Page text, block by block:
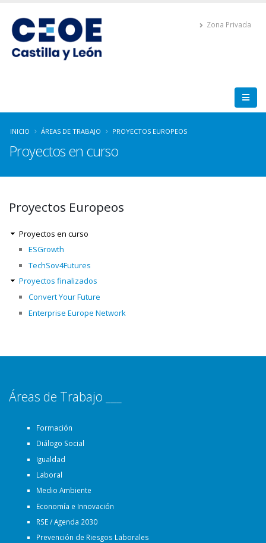
Zona Privada
INICIO ÁREAS DE TRABAJO PROYECTOS EUROPEOS
Proyectos en curso
Proyectos Europeos
Proyectos en curso
ESGrowth
TechSov4Futures
Proyectos finalizados
Convert Your Future
Enterprise Europe Network
Áreas de Trabajo ___
Formación
Diálogo Social
Igualdad
Laboral
Medio Ambiente
Economía e Innovación
RSE / Agenda 2030
Prevención de Riesgos Laborales